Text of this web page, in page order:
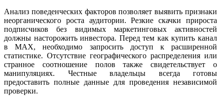
Анализ поведенческих факторов позволяет выявить признаки
неорганического роста аудитории. Резкие скачки прироста
подписчиков без видимых маркетинговых активностей
должны насторожить инвестора. Перед тем как купить канал
в MAX, необходимо запросить доступ к расширенной
статистике. Отсутствие географического распределения или
странное соотношение полов также свидетельствует о
манипуляциях. Честные владельцы всегда готовы
предоставить полные данные для проведения независимой
проверки.